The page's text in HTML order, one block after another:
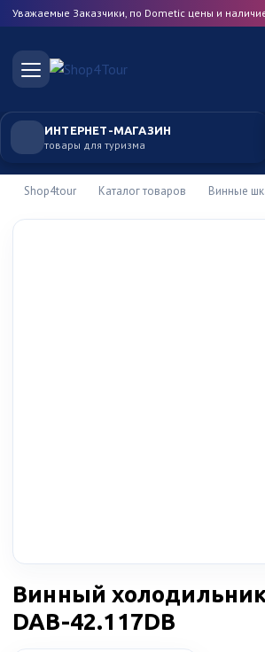
Уважаемые Заказчики, по Dometic цены и
ИНТЕРНЕТ-МАГАЗИН
товары для туризма
Shop4tour Каталог товаров Винные
Винный
DAB-42.117DB